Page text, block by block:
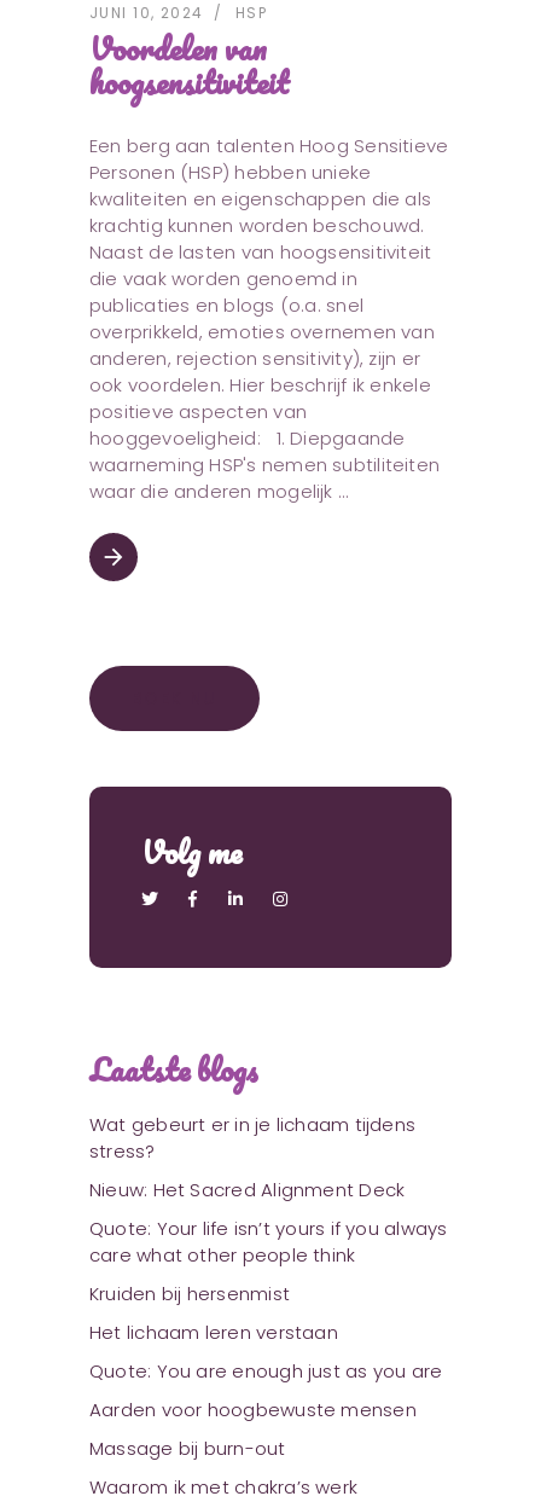
JUNI 10, 2024 HSP
Voordelen van
hoogsensitiviteit
Een berg aan talenten Hoog Sensitieve
Personen (HSP) hebben unieke
kwaliteiten en eigenschappen die als
krachtig kunnen worden beschouwd.
Naast de lasten van hoogsensitiviteit
die vaak worden genoemd in
publicaties en blogs (o.a. snel
overprikkeld, emoties overnemen van
anderen, rejection sensitivity), zijn er
ook voordelen. Hier beschrijf ik enkele
positieve aspecten van
hooggevoeligheid: 1. Diepgaande
waarneming HSP's nemen subtiliteiten
waar die anderen mogelijk
arrow_forward
Volg me
Laatste blogs
Wat gebeurt er in je lichaam tijdens
stress?
Nieuw: Het Sacred Alignment Deck
Quote: Your life isn’t yours if you always
care what other people think
Kruiden bij hersenmist
Het lichaam leren verstaan
Quote: You are enough just as you are
Aarden voor hoogbewuste mensen
Massage bij burn-out
Waarom ik met chakra’s werk